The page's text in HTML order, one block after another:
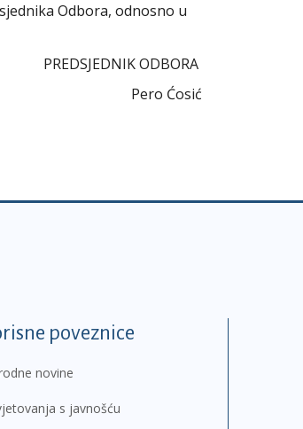
Odbora, odnosno u
PREDSJEDNIK ODBORA
Pero Ćosić
poveznice
novine
s javnošću